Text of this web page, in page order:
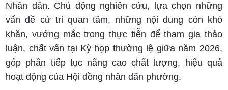
Nhân dân. Chủ động nghiên cứu, lựa chọn những
vấn đề cử tri quan tâm, những nội dung còn khó
khăn, vướng mắc trong thực tiễn để tham gia thảo
luận, chất vấn tại Kỳ họp thường lệ giữa năm 2026,
góp phần tiếp tục nâng cao chất lượng, hiệu quả
hoạt động của Hội đồng nhân dân phường.